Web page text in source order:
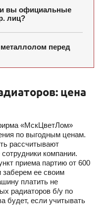
вы официальные
лиц?
перед
цена
«МскЦветЛом»
по выгодным ценам.
рассчитывают
компании.
приема партию от 600
заберем ее своим
платить не
радиаторов б/у по
будет, если учитывать